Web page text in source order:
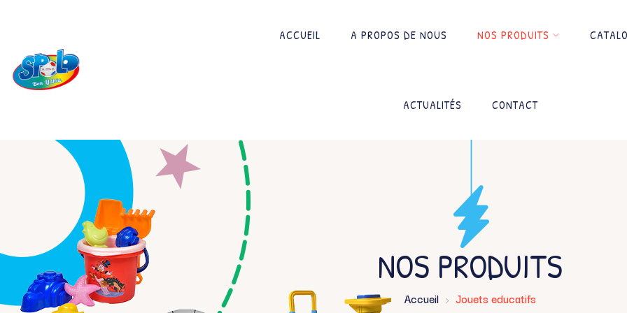
ACCUEIL A PROPOS DE NOUS NOS PRODUITS
ACTUALITÉS CONTACT
NOS PRODUITS
Accueil Jouets educatifs